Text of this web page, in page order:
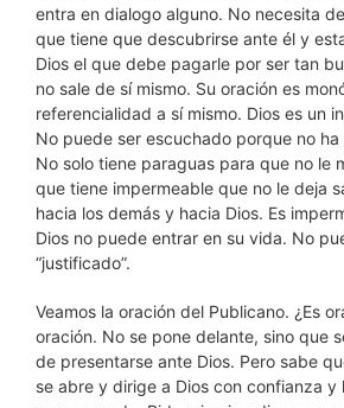
entra en dialogo alguno. No necesita
que tiene que descubrirse ante él y
Dios el que debe pagarle por ser tan
no sale de sí mismo. Su oración es
referencialidad a sí mismo. Dios es un
No puede ser escuchado porque no ha
No solo tiene paraguas para que no le
que tiene impermeable que no le deja
hacia los demás y hacia Dios. Es
Dios no puede entrar en su vida. No
“justificado”.
Veamos la oración del Publicano. ¿Es
oración. No se pone delante, sino que
de presentarse ante Dios. Pero sabe
se abre y dirige a Dios con confianza y